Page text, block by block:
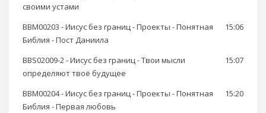
своими устами
BBM00203 - Иисус без границ - Проекты - Понятная
Библия - Пост Даниила
15:06
BBS02009-2 - Иисус без границ - Твои мысли
определяют твоё будущее
15:07
BBM00204 - Иисус без границ - Проекты - Понятная
Библия - Первая любовь
15:20